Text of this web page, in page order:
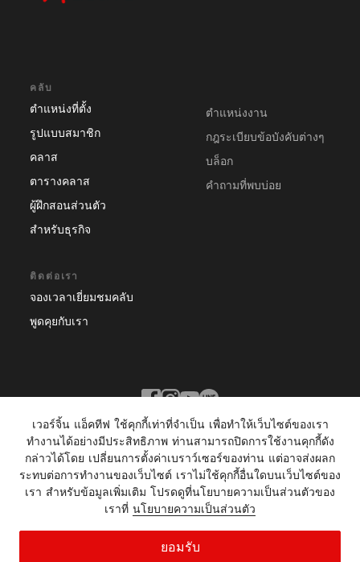
เวอร์จิ้น แอ็คทีฟ ใช้คุกกี้เท่าที่จำเป็น เพื่อทำให้เว็บไซต์ของเรา
ทำงานได้อย่างมีประสิทธิภาพ ท่านสามารถปิดการใช้งานคุกกี้ดัง
กล่าวได้โดย เปลี่ยนการตั้งค่าเบราว์เซอร์ของท่าน แต่อาจส่งผลก
ระทบต่อการทำงานของเว็บไซต์ เราไม่ใช้คุกกี้อื่นใดบนเว็บไซต์ของ
เรา สำหรับข้อมูลเพิ่มเติม โปรดดูที่นโยบายความเป็นส่วนตัวของ
เราที่ นโยบายความเป็นส่วนตัว
ยอมรับ
คลับ
ตำแหน่งที่ตั้ง
รูปแบบสมาชิก
คลาส
ตารางคลาส
ผู้ฝึกสอนส่วนตัว
สำหรับธุรกิจ
ติดต่อเรา
จองเวลาเยี่ยมชมคลับ
พูดคุยกับเรา
ตำแหน่งงาน
กฎระเบียบข้อบังคับต่างๆ
บล็อก
คําถามที่พบบ่อย
ประเทศอื่นๆ:
© Copyright 2022 Virgin Active. All rights